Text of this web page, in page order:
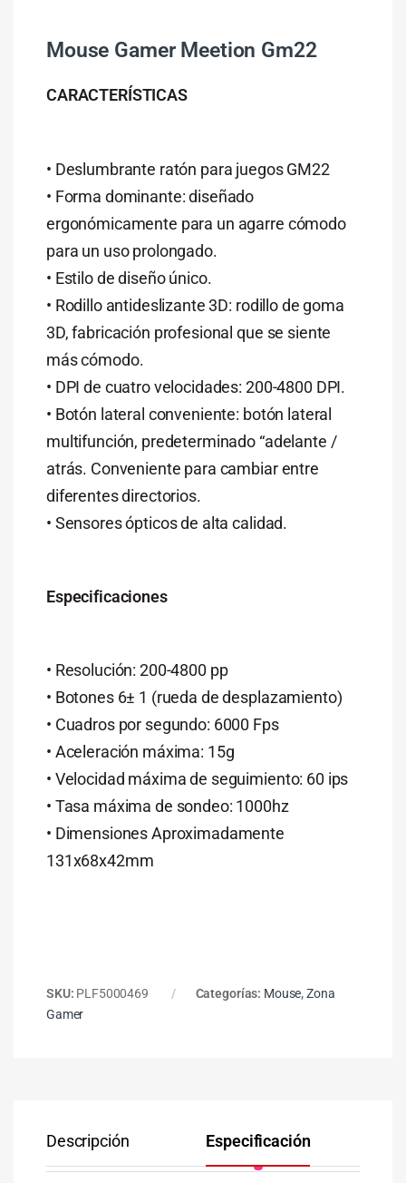
Mouse Gamer Meetion Gm22
CARACTERÍSTICAS
• Deslumbrante ratón para juegos GM22
• Forma dominante: diseñado
ergonómicamente para un agarre cómodo
para un uso prolongado.
• Estilo de diseño único.
• Rodillo antideslizante 3D: rodillo de goma
3D, fabricación profesional que se siente
más cómodo.
• DPI de cuatro velocidades: 200-4800 DPI.
• Botón lateral conveniente: botón lateral
multifunción, predeterminado “adelante /
atrás. Conveniente para cambiar entre
diferentes directorios.
• Sensores ópticos de alta calidad.
Especificaciones
• Resolución: 200-4800 pp
• Botones 6± 1 (rueda de desplazamiento)
• Cuadros por segundo: 6000 Fps
• Aceleración máxima: 15g
• Velocidad máxima de seguimiento: 60 ips
• Tasa máxima de sondeo: 1000hz
• Dimensiones Aproximadamente
131x68x42mm
SKU: PLF5000469 Categorías: Mouse,Zona
Gamer
Descripción Especificación